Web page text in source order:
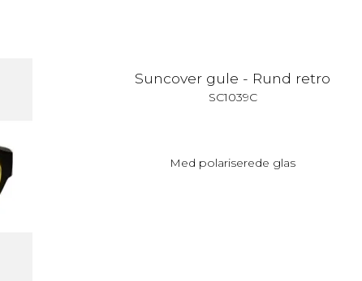
Suncover gule - Rund retro
SC1039C
Med polariserede glas